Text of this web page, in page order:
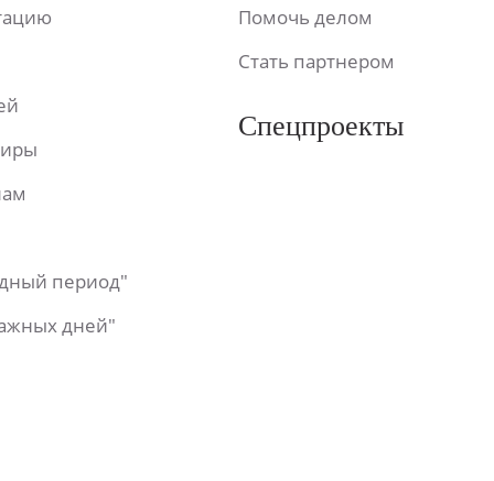
период"
дней"
Помочь делом
Стать партнером
Спецпроекты